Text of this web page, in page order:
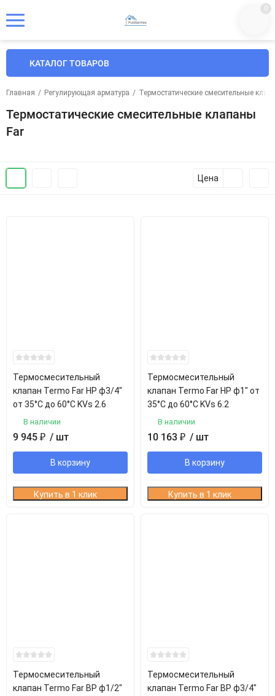
0
КАТАЛОГ ТОВАРОВ
Главная / Регулирующая арматура / Термостатические смесительные
Термостатические смесительные клапаны
Far
Цена
Термосмесительный
клапан Termo Far НР ф3/4"
от 35°С до 60°С KVs 2.6
В наличии
9 945 ₽ / шт
В корзину
Купить в 1 клик
Термосмесительный
клапан Termo Far НР ф1" от
35°С до 60°С KVs 6.2
В наличии
10 163 ₽ / шт
В корзину
Купить в 1 клик
Термосмесительный
клапан Termo Far ВР ф1/2"
Термосмесительный
клапан Termo Far ВР ф3/4"